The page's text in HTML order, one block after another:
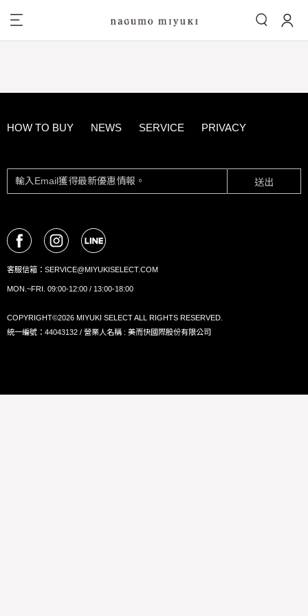
HOW TO BUY NEWS SERVICE PRIVACY
送出
客服信箱： SERVICE@MIYUKISELECT.COM
MON.~FRI. 09:00-12:00 / 13:00-18:00
COPYRIGHT©2026 MIYUKI SELECT ALL RIGHTS RESERVED.
統一編號：44043132 / 營業人名稱 : 美而快國際股份有限公司